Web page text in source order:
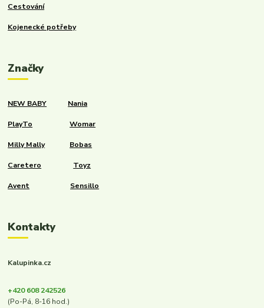
Cestování
Kojenecké potřeby
Značky
NEW BABY Nania
PlayTo Womar
Milly Mally Bobas
Caretero Toyz
Avent Sensillo
Kontakty
Kalupinka.cz
+420 608 242526
(Po-Pá, 8-16 hod.)